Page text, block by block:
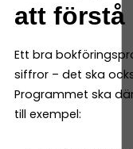
att förstå
Ett bra
siffror – det ska
Programmet ska
till exempel: